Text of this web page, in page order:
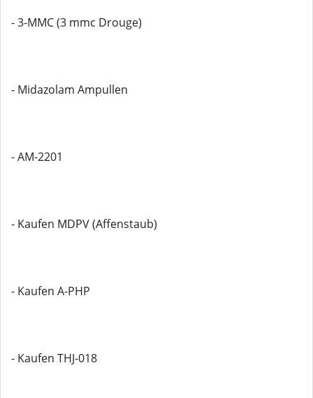
- 3-MMC (3 mmc Drouge)
- Midazolam Ampullen
- AM-2201
- Kaufen MDPV (Affenstaub)
- Kaufen A-PHP
- Kaufen THJ-018